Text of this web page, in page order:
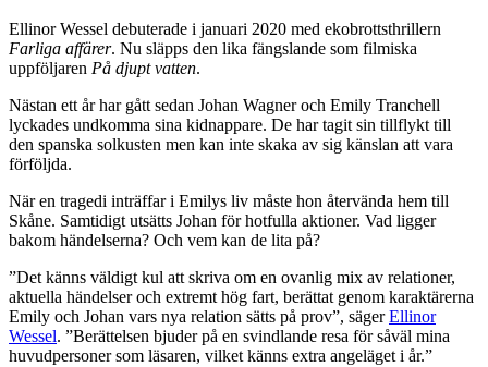
Ellinor Wessel debuterade i januari 2020 med ekobrottsthrillern
Farliga affärer. Nu släpps den lika fängslande som filmiska
uppföljaren På djupt vatten.
Nästan ett år har gått sedan Johan Wagner och Emily Tranchell
lyckades undkomma sina kidnappare. De har tagit sin tillflykt till
den spanska solkusten men kan inte skaka av sig känslan att vara
förföljda.
När en tragedi inträffar i Emilys liv måste hon återvända hem till
Skåne. Samtidigt utsätts Johan för hotfulla aktioner. Vad ligger
bakom händelserna? Och vem kan de lita på?
”Det känns väldigt kul att skriva om en ovanlig mix av relationer,
aktuella händelser och extremt hög fart, berättat genom karaktärerna
Emily och Johan vars nya relation sätts på prov”, sägerEllinor
Wessel. ”Berättelsen bjuder på en svindlande resa för såväl mina
huvudpersoner som läsaren, vilket känns extra angeläget i år.”